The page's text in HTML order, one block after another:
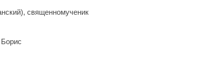
священномученик